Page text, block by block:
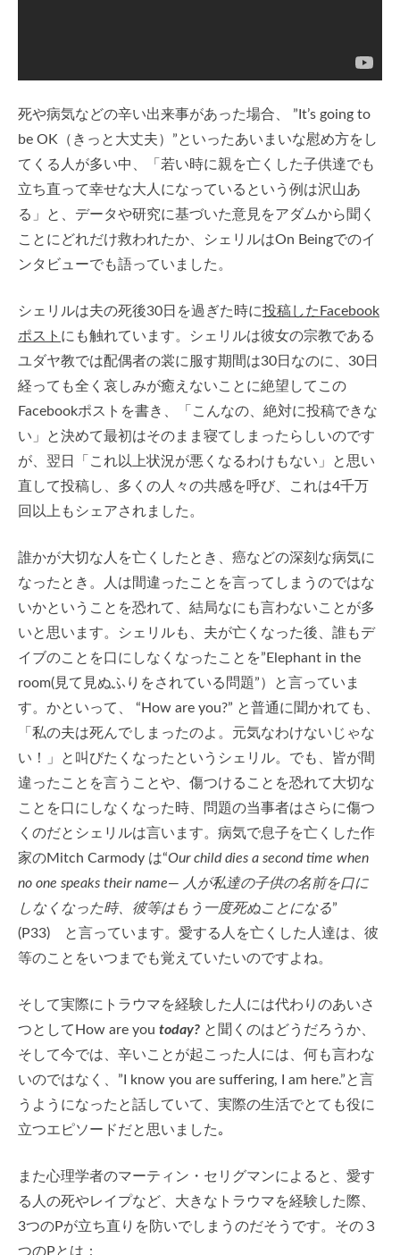
死や病気などの辛い出来事があった場合、 ”It’s going to
be OK（きっと大丈夫）”といったあいまいな慰め方をし
てくる人が多い中、「若い時に親を亡くした子供達でも
立ち直って幸せな大人になっているという例は沢山あ
る」と、データや研究に基づいた意見をアダムから聞く
ことにどれだけ救われたか、シェリルはOn Beingでのイ
ンタビューでも語っていました。
シェリルは夫の死後30日を過ぎた時に投稿したFacebook
ポスト にも触れています。シェリルは彼女の宗教である
ユダヤ教では配偶者の裳に服す期間は30日なのに、30日
経っても全く哀しみが癒えないことに絶望してこの
Facebookポストを書き、「こんなの、絶対に投稿できな
い」と決めて最初はそのまま寝てしまったらしいのです
が、翌日「これ以上状況が悪くなるわけもない」と思い
直して投稿し、多くの人々の共感を呼び、これは4千万
回以上もシェアされました。
誰かが大切な人を亡くしたとき、癌などの深刻な病気に
なったとき。人は間違ったことを言ってしまうのではな
いかということを恐れて、結局なにも言わないことが多
いと思います。シェリルも、夫が亡くなった後、誰もデ
イブのことを口にしなくなったことを”Elephant in the
room(見て見ぬふりをされている問題”）と言っていま
す。かといって、 “How are you?” と普通に聞かれても、
「私の夫は死んでしまったのよ。元気なわけないじゃな
い！」と叫びたくなったというシェリル。でも、皆が間
違ったことを言うことや、傷つけることを恐れて大切な
ことを口にしなくなった時、問題の当事者はさらに傷つ
くのだとシェリルは言います。病気で息子を亡くした作
家のMitch Carmody は“Our child dies a second time when
no one speaks their name— 人が私達の子供の名前を口に
しなくなった時、彼等はもう一度死ぬことになる”
(P33) と言っています。愛する人を亡くした人達は、彼
等のことをいつまでも覚えていたいのですよね。
そして実際にトラウマを経験した人には代わりのあいさ
つとしてHow are you today? と聞くのはどうだろうか、
そして今では、辛いことが起こった人には、何も言わな
いのではなく、”I know you are suffering, I am here.”と言
うようになったと話していて、実際の生活でとても役に
立つエピソードだと思いました｡
また心理学者のマーティン・セリグマンによると、愛す
る人の死やレイプなど、大きなトラウマを経験した際、
3つのPが立ち直りを防いでしまうのだそうです。その３
つのPとは：